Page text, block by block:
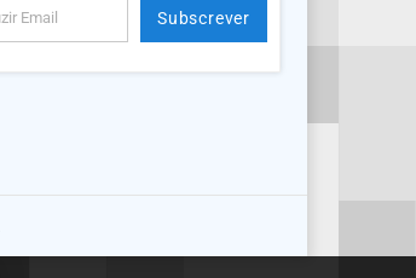
Subscrever